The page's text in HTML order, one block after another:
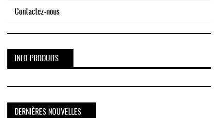
Contactez-nous
INFO PRODUITS
DERNIÈRES NOUVELLES